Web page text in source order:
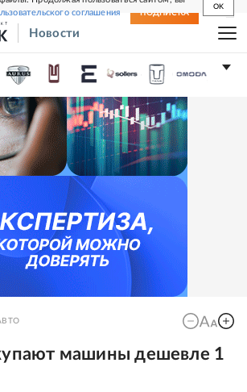
соглашения
OK
ПОДПИСКА
Новости
машины дешевле 1